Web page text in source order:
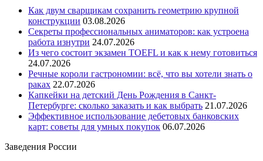
Как двум сварщикам сохранить геометрию крупной
конструкции 03.08.2026
Секреты профессиональных аниматоров: как устроена
работа изнутри 24.07.2026
Из чего состоит экзамен TOEFL и как к нему готовиться
24.07.2026
Речные короли гастрономии: всё, что вы хотели знать о
раках 22.07.2026
Капкейки на детский День Рождения в Санкт-
Петербурге: сколько заказать и как выбрать 21.07.2026
Эффективное использование дебетовых банковских
карт: советы для умных покупок 06.07.2026
Заведения России